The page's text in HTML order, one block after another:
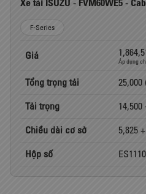
F-Series
Giá
Áp dụng
Tổng trọng tải
25,000
Tải trọng
14,500
Chiều dài cơ sở
5,825
Hộp số